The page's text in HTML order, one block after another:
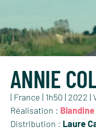
ANNIE
| France | 1h50 | 2022 |
Réalisation :
Distribution : Laure